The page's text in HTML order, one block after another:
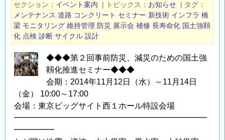
技
術
が
京
に
結
い
セクション
イベント案内 | トピックス お知らせ | タグ
メンテナンス 道路 コンクリート セミナー 新技術 インフラ 橋
梁 モニタリング 維持管理 防災 展示会 補修 長寿命化 国土強靱
化 点検 診断 サイクル 設計
◆◆◆第２回事前防災、減災のための国土強
靱化推進セミナー◆◆◆
会期：2014年11月12日（水）～11月14日
（金） 10:00～17:00
会場：東京ビッグサイト西１ホール特設会場
━━━━━━━━━━━━━━━━━━━━━━━━
━━━━━